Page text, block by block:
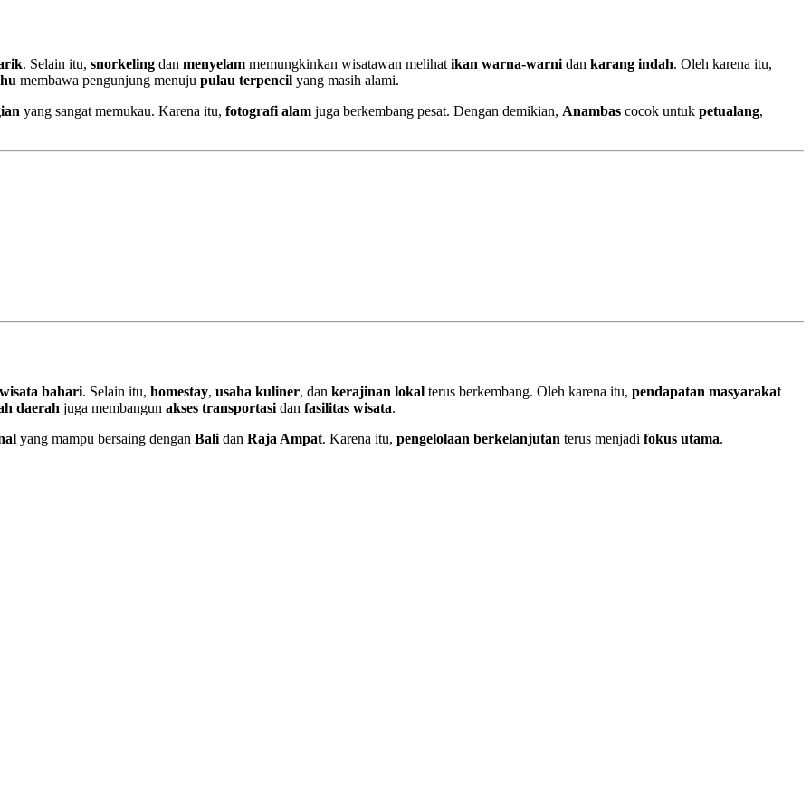
. Selain itu, snorkeling dan menyelam memungkinkan wisatawan melihat ikan warna-warni dan karang indah. Oleh karena itu,
membawa pengunjung menuju pulau terpencil yang masih alami.
yang sangat memukau. Karena itu, fotografi alam juga berkembang pesat. Dengan demikian, Anambas cocok untuk petualang,
bahari. Selain itu, homestay, usaha kuliner, dan kerajinan lokal terus berkembang. Oleh karena itu, pendapatan masyarakat
daerah juga membangun akses transportasi dan fasilitas wisata.
yang mampu bersaing dengan Bali dan Raja Ampat. Karena itu, pengelolaan berkelanjutan terus menjadi fokus utama.